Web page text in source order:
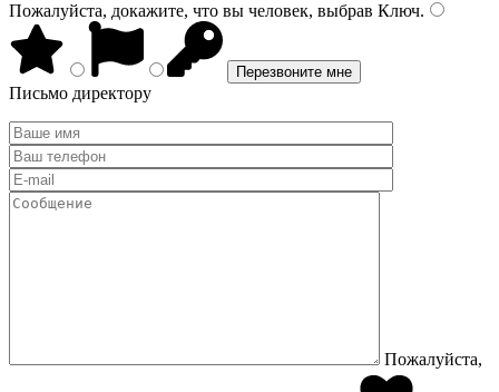
Пожалуйста, докажите, что вы человек, выбрав Ключ.
Письмо директору
Пожалуйста,